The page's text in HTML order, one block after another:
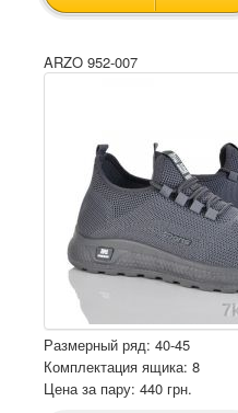
ARZO 952-007
Размерный ряд: 40-45
Комплектация ящика: 8
Цена за пару: 440 грн.